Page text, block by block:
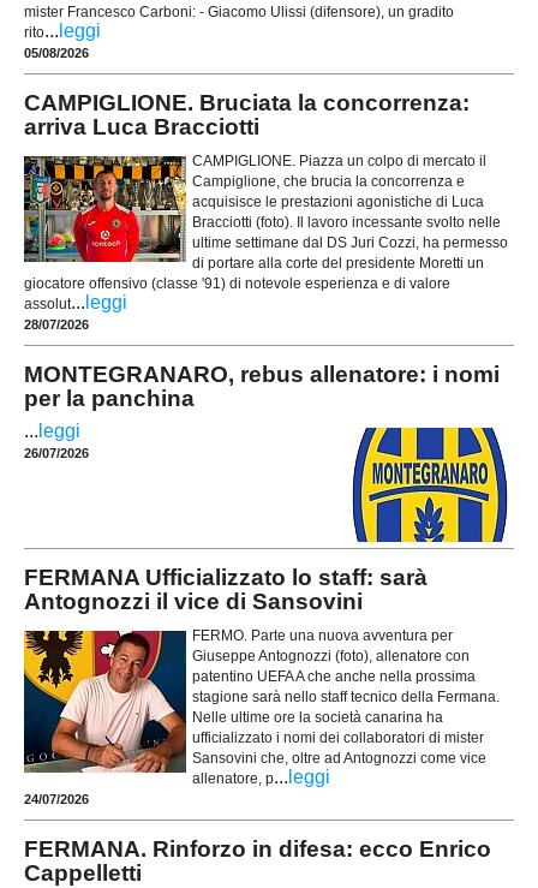
mister Francesco Carboni: - Giacomo Ulissi (difensore), un gradito
rito... leggi
05/08/2026
CAMPIGLIONE. Bruciata la concorrenza:
arriva Luca Bracciotti
CAMPIGLIONE. Piazza un colpo di mercato il
Campiglione, che brucia la concorrenza e
acquisisce le prestazioni agonistiche di Luca
Bracciotti (foto). Il lavoro incessante svolto nelle
ultime settimane dal DS Juri Cozzi, ha permesso
di portare alla corte del presidente Moretti un
giocatore offensivo (classe '91) di notevole esperienza e di valore
assolut... leggi
28/07/2026
MONTEGRANARO, rebus allenatore: i nomi
per la panchina
... leggi
26/07/2026
FERMANA Ufficializzato lo staff: sarà
Antognozzi il vice di Sansovini
FERMO. Parte una nuova avventura per
Giuseppe Antognozzi (foto), allenatore con
patentino UEFA A che anche nella prossima
stagione sarà nello staff tecnico della Fermana.
Nelle ultime ore la società canarina ha
ufficializzato i nomi dei collaboratori di mister
Sansovini che, oltre ad Antognozzi come vice
allenatore, p... leggi
24/07/2026
FERMANA. Rinforzo in difesa: ecco Enrico
Cappelletti